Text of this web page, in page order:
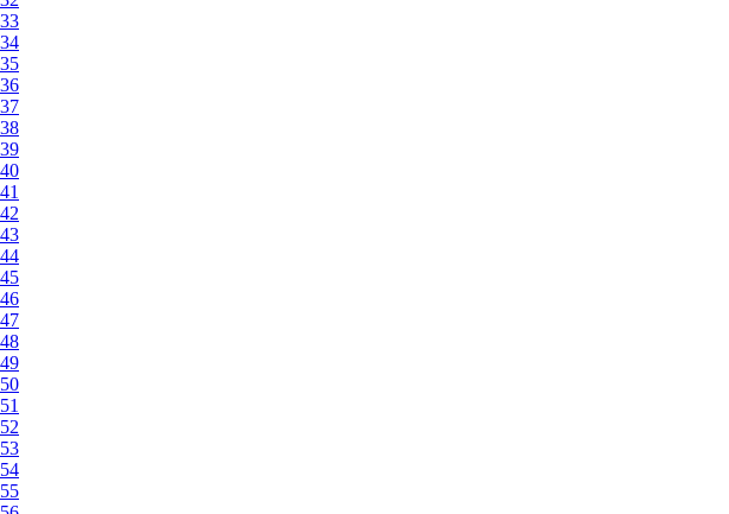
33
34
35
36
37
38
39
40
41
42
43
44
45
46
47
48
49
50
51
52
53
54
55